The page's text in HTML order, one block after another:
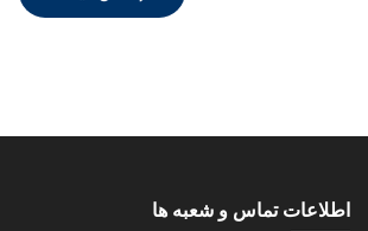
اطلاعات تماس و شعبه ها